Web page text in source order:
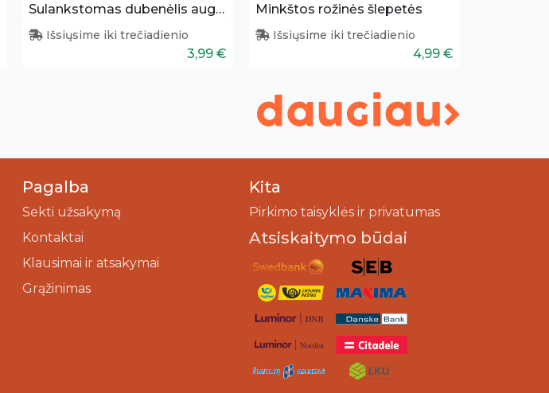
Sulankstomas dubenėlis augintiniams
Išsiųsime iki trečiadienio
3,99 €
Minkštos rožinės šlepetės
Išsiųsime iki trečiadienio
4,99 €
Pagalba
Sekti užsakymą
Kontaktai
Klausimai ir atsakymai
Grąžinimas
Kita
Pirkimo taisyklės ir privatumas
Atsiskaitymo būdai